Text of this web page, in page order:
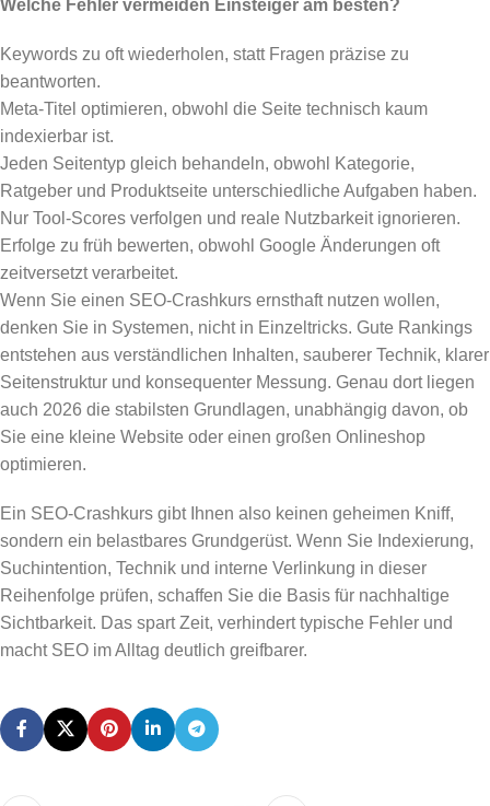
Welche Fehler vermeiden Einsteiger am besten?
Keywords zu oft wiederholen, statt Fragen präzise zu
beantworten.
Meta-Titel optimieren, obwohl die Seite technisch kaum
indexierbar ist.
Jeden Seitentyp gleich behandeln, obwohl Kategorie,
Ratgeber und Produktseite unterschiedliche Aufgaben haben.
Nur Tool-Scores verfolgen und reale Nutzbarkeit ignorieren.
Erfolge zu früh bewerten, obwohl Google Änderungen oft
zeitversetzt verarbeitet.
Wenn Sie einen SEO-Crashkurs ernsthaft nutzen wollen,
denken Sie in Systemen, nicht in Einzeltricks. Gute Rankings
entstehen aus verständlichen Inhalten, sauberer Technik, klarer
Seitenstruktur und konsequenter Messung. Genau dort liegen
auch 2026 die stabilsten Grundlagen, unabhängig davon, ob
Sie eine kleine Website oder einen großen Onlineshop
optimieren.
Ein SEO-Crashkurs gibt Ihnen also keinen geheimen Kniff,
sondern ein belastbares Grundgerüst. Wenn Sie Indexierung,
Suchintention, Technik und interne Verlinkung in dieser
Reihenfolge prüfen, schaffen Sie die Basis für nachhaltige
Sichtbarkeit. Das spart Zeit, verhindert typische Fehler und
macht SEO im Alltag deutlich greifbarer.